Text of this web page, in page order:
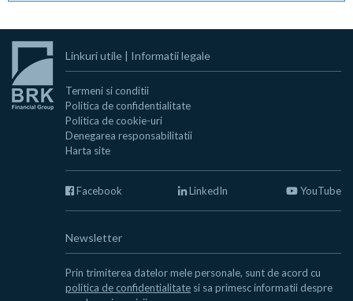
Linkuri utile | Informatii legale
Termeni si conditii
Politica de confidentialitate
Politica de cookie-uri
Denegarea responsabilitatii
Harta site
Facebook LinkedIn YouTube
Newsletter
Prin trimiterea datelor mele personale, sunt de acord cu
politica de confidentialitate si sa primesc informatii despre